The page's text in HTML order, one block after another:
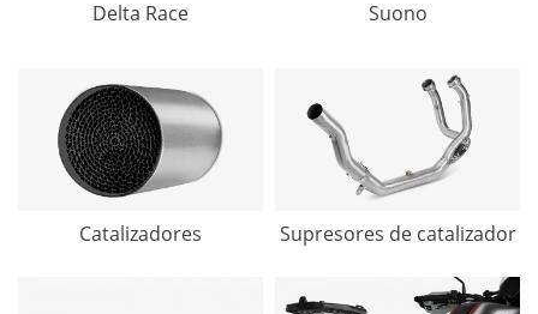
Delta Race Suono
Catalizadores Supresores de catalizador